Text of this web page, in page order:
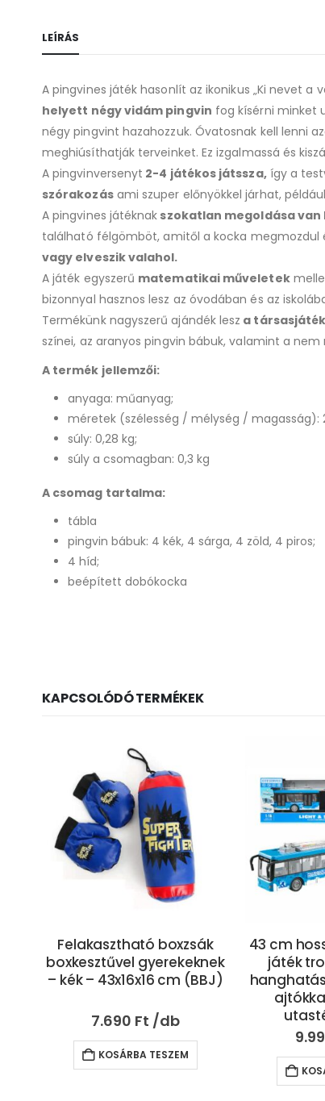
LEÍRÁS
A pingvines játék hasonlít az ikonikus „Ki nevet a
helyett négy vidám pingvin fog kísérni minket
négy pingvint hazahozzuk. Óvatosnak kell lenni
meghiúsíthatják terveinket. Ez izgalmassá és
A pingvinversenyt 2-4 játékos játssza,így a
szórakozásami szuper előnyökkel járhat,
A pingvines játéknak szokatlan megoldása
található félgömböt, amitől a kocka megmozdul
vagy elveszik valahol.
A játék egyszerű matematikai műveletek
bizonnyal hasznos lesz az óvodában és az
Termékünk nagyszerű ajándék lesz a
színei, az aranyos pingvin bábuk, valamint a
A termék jellemzői:
anyaga: műanyag;
méretek (szélesség / mélység /
súly: 0,28 kg;
súly a csomagban: 0,3 kg
A csomag tartalma:
tábla
pingvin bábuk: 4 kék, 4 sárga, 4 zöld, 4 piros;
4 híd;
beépített dobókocka
KAPCSOLÓDÓ TERMÉKEK
43 cm hosszú lendkerekes
játék trolibusz élethű
hanghatásokkal, nyitható
utastérrel (BBJ)
9.990Ft
KOSÁRBA TESZEM
Magic
os,
30 mp